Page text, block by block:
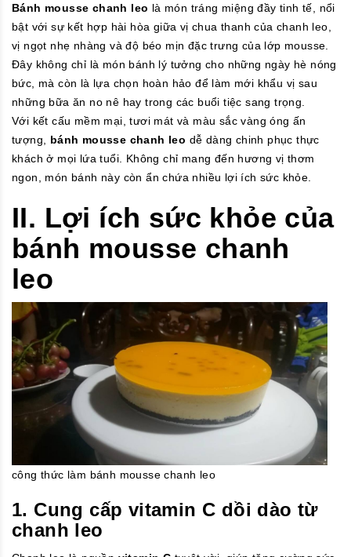
Bánh mousse chanh leo là món tráng miệng đầy tinh tế, nổi
bật với sự kết hợp hài hòa giữa vị chua thanh của chanh leo,
vị ngọt nhẹ nhàng và độ béo mịn đặc trưng của lớp mousse.
Đây không chỉ là món bánh lý tưởng cho những ngày hè nóng
bức, mà còn là lựa chọn hoàn hảo để làm mới khẩu vị sau
những bữa ăn no nê hay trong các buổi tiệc sang trọng.
Với kết cấu mềm mại, tươi mát và màu sắc vàng óng ấn
tượng, bánh mousse chanh leo dễ dàng chinh phục thực
khách ở mọi lứa tuổi. Không chỉ mang đến hương vị thơm
ngon, món bánh này còn ẩn chứa nhiều lợi ích sức khỏe.
II. Lợi ích sức khỏe của
bánh mousse chanh
leo
công thức làm bánh mousse chanh leo
1. Cung cấp vitamin C dồi dào từ
chanh leo